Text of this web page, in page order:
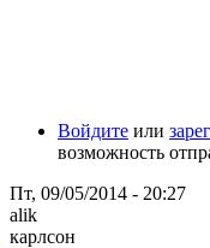
Войдите или
возможность
Пт, 09/05/2014 - 20:27
alik
карлсон